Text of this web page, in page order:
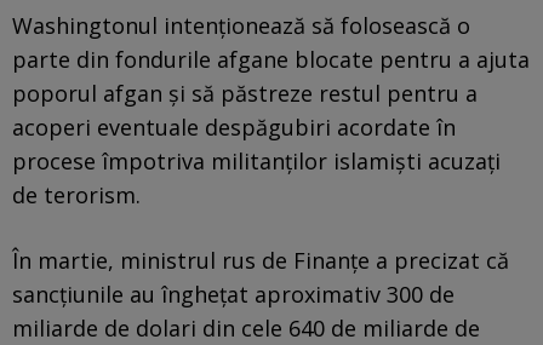
Washingtonul intenţionează să folosească o
parte din fondurile afgane blocate pentru a ajuta
poporul afgan şi să păstreze restul pentru a
acoperi eventuale despăgubiri acordate în
procese împotriva militanţilor islamişti acuzaţi
de terorism.
În martie, ministrul rus de Finanţe a precizat că
sancţiunile au îngheţat aproximativ 300 de
miliarde de dolari din cele 640 de miliarde de